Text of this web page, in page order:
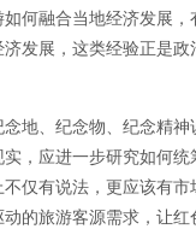
何融合当地经济发展
发展，这类经验正是
念地、纪念物、纪念精
，应进一步研究如何
仅有说法，更应该有市
的旅游客源需求，让